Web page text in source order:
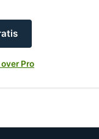
Pro